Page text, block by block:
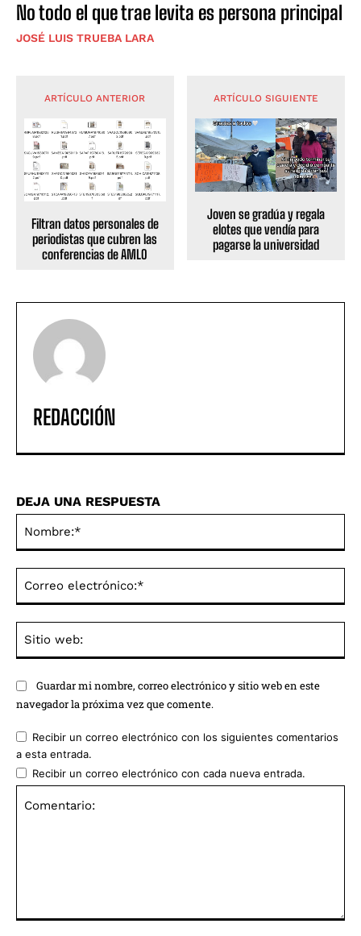
No todo el que trae levita es persona principal
JOSÉ LUIS TRUEBA LARA
ARTÍCULO ANTERIOR
Filtran datos personales de
periodistas que cubren las
conferencias de AMLO
ARTÍCULO SIGUIENTE
Joven se gradúa y regala
elotes que vendía para
pagarse la universidad
REDACCIÓN
DEJA UNA RESPUESTA
Guardar mi nombre, correo electrónico y sitio web en este
navegador la próxima vez que comente.
Recibir un correo electrónico con los siguientes comentarios
a esta entrada.
Recibir un correo electrónico con cada nueva entrada.